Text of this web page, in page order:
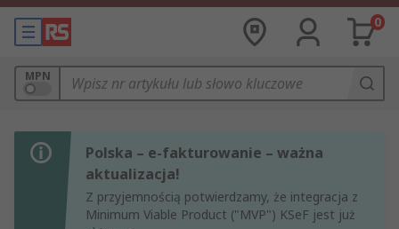
0
MPN
Polska – e-fakturowanie – ważna
aktualizacja!
Z przyjemnością potwierdzamy, że integracja z
Minimum Viable Product ("MVP") KSeF jest już